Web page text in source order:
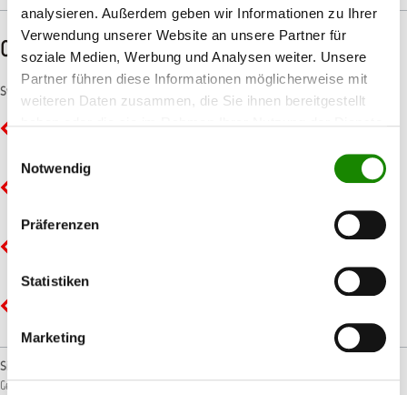
analysieren. Außerdem geben wir Informationen zu Ihrer
Verwendung unserer Website an unsere Partner für
soziale Medien, Werbung und Analysen weiter. Unsere
Partner führen diese Informationen möglicherweise mit
weiteren Daten zusammen, die Sie ihnen bereitgestellt
Notwendig
Präferenzen
Statistiken
Marketing
CLP-/REACH-Hinweise
Symbole
Signalwort
Gefahr!